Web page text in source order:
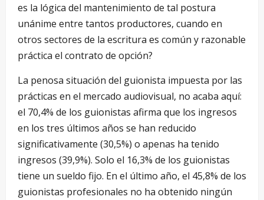
es la lógica del mantenimiento de tal postura
unánime entre tantos productores, cuando en
otros sectores de la escritura es común y razonable
práctica el contrato de opción?
La penosa situación del guionista impuesta por las
prácticas en el mercado audiovisual, no acaba aquí:
el 70,4% de los guionistas afirma que los ingresos
en los tres últimos años se han reducido
significativamente (30,5%) o apenas ha tenido
ingresos (39,9%). Solo el 16,3% de los guionistas
tiene un sueldo fijo. En el último año, el 45,8% de los
guionistas profesionales no ha obtenido ningún